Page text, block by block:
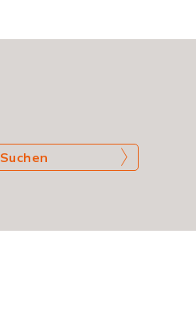
Suchen